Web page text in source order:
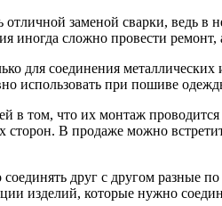
заменой сварки, ведь
иногда сложно провести
для соединения
использовать при пошиве
в том, что их монтаж
сторон. В продаже можно
друг с другом разные
изделий, которые нужно